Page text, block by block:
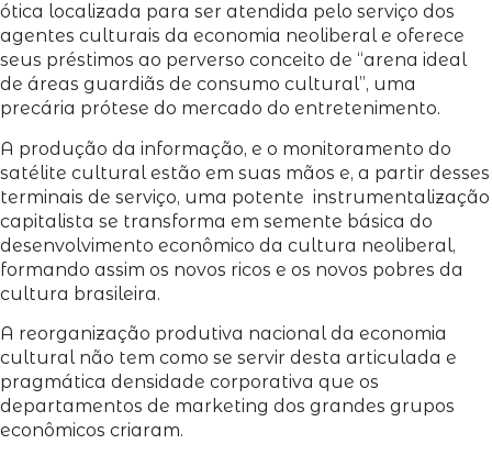
ótica localizada para ser atendida pelo serviço dos
agentes culturais da economia neoliberal e oferece
seus préstimos ao perverso conceito de “arena ideal
de áreas guardiãs de consumo cultural”, uma
precária prótese do mercado do entretenimento.
A produção da informação, e o monitoramento do
satélite cultural estão em suas mãos e, a partir desses
terminais de serviço, uma potente instrumentalização
capitalista se transforma em semente básica do
desenvolvimento econômico da cultura neoliberal,
formando assim os novos ricos e os novos pobres da
cultura brasileira.
A reorganização produtiva nacional da economia
cultural não tem como se servir desta articulada e
pragmática densidade corporativa que os
departamentos de marketing dos grandes grupos
econômicos criaram.